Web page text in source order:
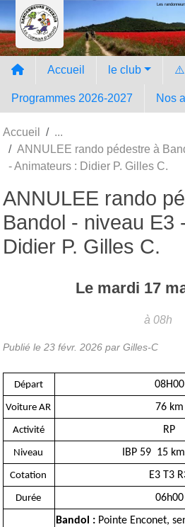
Les
Accueil le club ⚠️
Programmes 2026-2027 Nos
Accueil
ANNULEE rando pédestre à
- Animateurs : Didier P. Gilles C.
ANNULEE rando
Bandol - niveau E3
Didier P. Gilles C.
Le mardi 17
à 08h
Publié le 23 févr. 2026 par Gilles-C
Départ 08H00
Voiture AR 76 km
Activité RP
Niveau IBP 59 15
Cotation E3 T3
Durée 06h00
Bandol : Pointe Enconet,
Panneau de gestion des cookies